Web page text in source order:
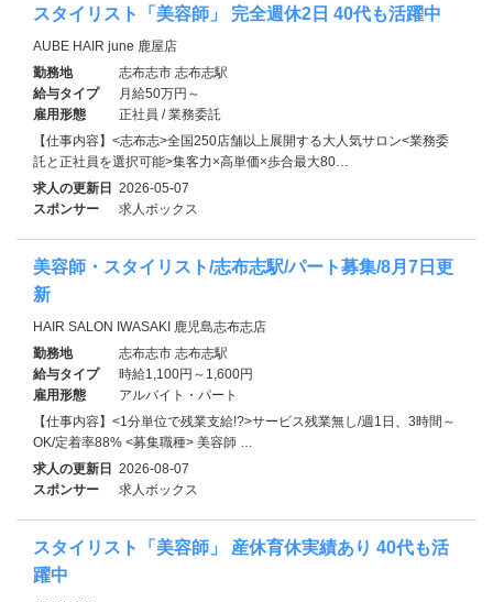
スタイリスト「美容師」 完全週休2日 40代も活躍中
AUBE HAIR june 鹿屋店
勤務地
志布志市 志布志駅
給与タイプ
月給50万円～
雇用形態
正社員 / 業務委託
【仕事内容】<志布志>全国250店舗以上展開する大人気サロン<業務委
託と正社員を選択可能>集客力×高単価×歩合最大80…
求人の更新日 2026-05-07
スポンサー
求人ボックス
美容師・スタイリスト/志布志駅/パート募集/8月7日更
新
HAIR SALON IWASAKI 鹿児島志布志店
勤務地
志布志市 志布志駅
給与タイプ
時給1,100円～1,600円
雇用形態
アルバイト・パート
【仕事内容】<1分単位で残業支給!?>サービス残業無し/週1日、3時間～
OK/定着率88% <募集職種> 美容師 …
求人の更新日 2026-08-07
スポンサー
求人ボックス
スタイリスト「美容師」 産休育休実績あり 40代も活
躍中